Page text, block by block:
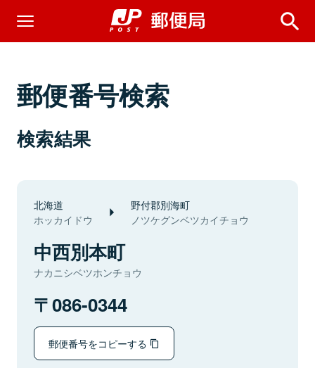
郵便番号検索
検索結果
北海道
ホッカイドウ
野付郡別海町
ノツケグンベツカイチョウ
中西別本町
ナカニシベツホンチョウ
086-0344
郵便番号をコピーする